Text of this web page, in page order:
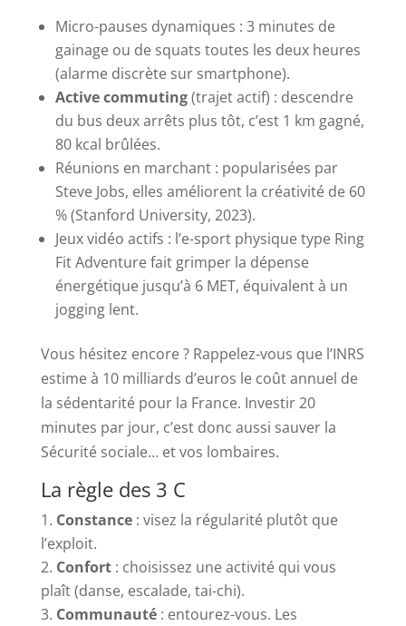
Micro-pauses dynamiques : 3 minutes de
gainage ou de squats toutes les deux heures
(alarme discrète sur smartphone).
Active commuting(trajet actif) : descendre
du bus deux arrêts plus tôt, c’est 1 km gagné,
80 kcal brûlées.
Réunions en marchant : popularisées par
Steve Jobs, elles améliorent la créativité de 60
% (Stanford University, 2023).
Jeux vidéo actifs : l’e-sport physique type Ring
Fit Adventure fait grimper la dépense
énergétique jusqu’à 6 MET, équivalent à un
jogging lent.
Vous hésitez encore ? Rappelez-vous que l’INRS
estime à 10 milliards d’euros le coût annuel de
la sédentarité pour la France. Investir 20
minutes par jour, c’est donc aussi sauver la
Sécurité sociale… et vos lombaires.
La règle des 3 C
Constance: visez la régularité plutôt que
l’exploit.
Confort: choisissez une activité qui vous
plaît (danse, escalade, tai-chi).
Communauté: entourez-vous. Les